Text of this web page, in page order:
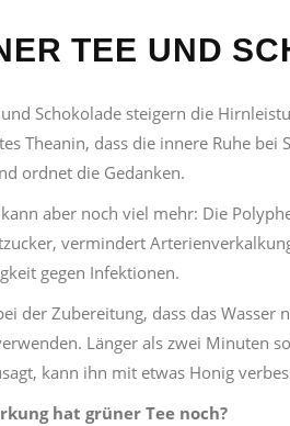
TEE UND
Schokolade steigern die
Theanin, dass die innere Ruhe
ordnet die Gedanken.
aber noch viel mehr: Die
vermindert
gegen Infektionen.
der Zubereitung, dass das
Länger als zwei Minuten
kann ihn mit etwas Honig
hat grüner Tee noch?